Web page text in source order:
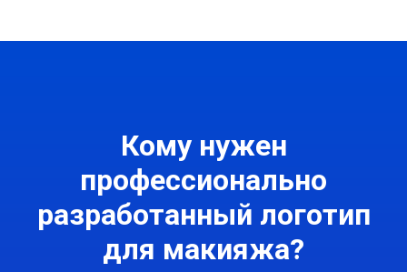
Кому нужен
профессионально
разработанный логотип
для макияжа?